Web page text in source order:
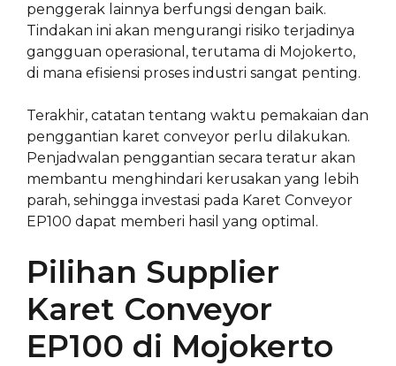
penggerak lainnya berfungsi dengan baik.
Tindakan ini akan mengurangi risiko terjadinya
gangguan operasional, terutama di Mojokerto,
di mana efisiensi proses industri sangat penting.
Terakhir, catatan tentang waktu pemakaian dan
penggantian karet conveyor perlu dilakukan.
Penjadwalan penggantian secara teratur akan
membantu menghindari kerusakan yang lebih
parah, sehingga investasi pada Karet Conveyor
EP100 dapat memberi hasil yang optimal.
Pilihan Supplier
Karet Conveyor
EP100 di Mojokerto